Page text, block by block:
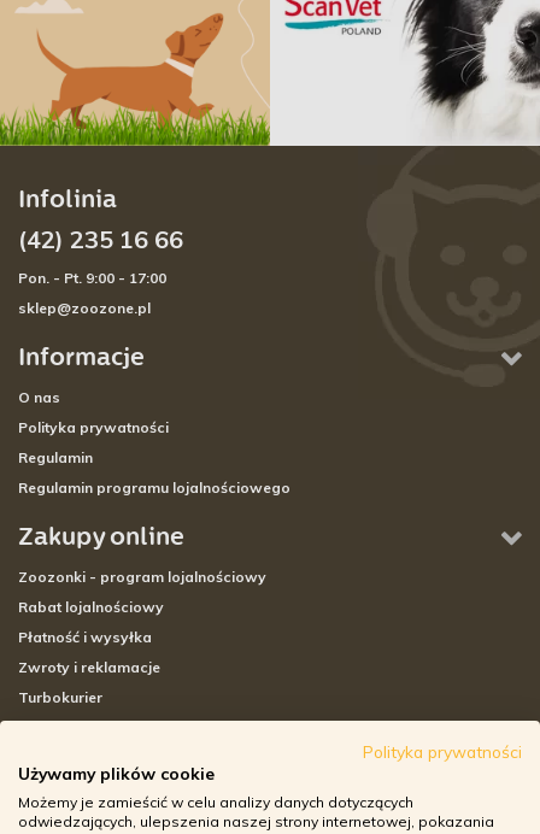
Informacje
O nas
Polityka prywatności
Regulamin
Regulamin programu lojalnościowego
Zakupy online
Zoozonki - program lojalnościowy
Rabat lojalnościowy
Płatność i wysyłka
Zwroty i reklamacje
Turbokurier
Adresy sklepów stacjonarnych
Godziny otwarcia sklepów
Infolinia
(42) 235 16 66
Pon. - Pt. 9:00 - 17:00
sklep@zoozone.pl
Polityka prywatności
Używamy plików cookie
Możemy je zamieścić w celu analizy danych dotyczących
odwiedzających, ulepszenia naszej strony internetowej, pokazania